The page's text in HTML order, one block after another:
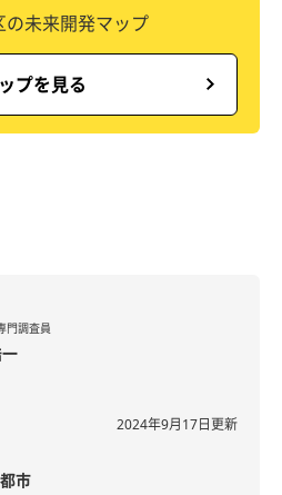
の未来開発マップ
プを見る
門調査員
2024年9月17日更新
市